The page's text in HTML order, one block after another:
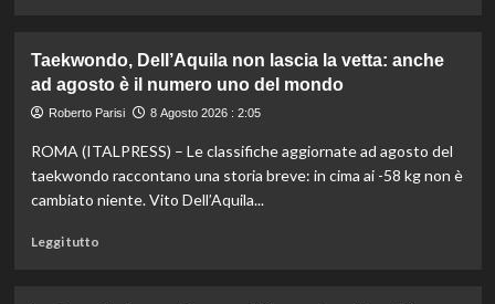
Impresa
di
Kelly
a
16
anni
Taekwondo, Dell’Aquila non lascia la vetta: anche
ad agosto è il numero uno del mondo
Roberto Parisi 8 Agosto 2026 : 2:05
ROMA (ITALPRESS) – Le classifiche aggiornate ad agosto del
taekwondo raccontano una storia breve: in cima ai -58 kg non è
cambiato niente. Vito Dell’Aquila...
Leggi tuttoLeggi